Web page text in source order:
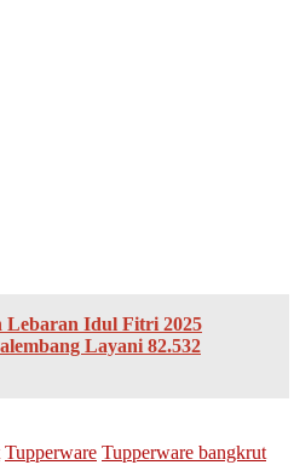
Lebaran Idul Fitri 2025
Layani 82.532
Tupperware Tupperware bangkrut